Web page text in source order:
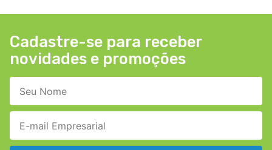
Cadastre-se para receber
novidades e promoções